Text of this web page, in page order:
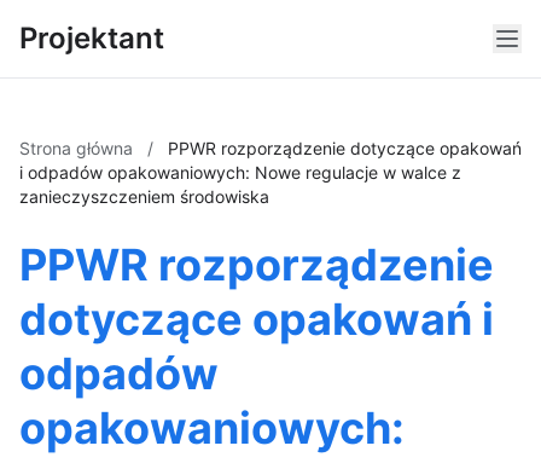
Projektant
Strona główna /
PPWR rozporządzenie dotyczące opakowań
i odpadów opakowaniowych: Nowe regulacje w walce z
zanieczyszczeniem środowiska
PPWR rozporządzenie
dotyczące opakowań i
odpadów
opakowaniowych: